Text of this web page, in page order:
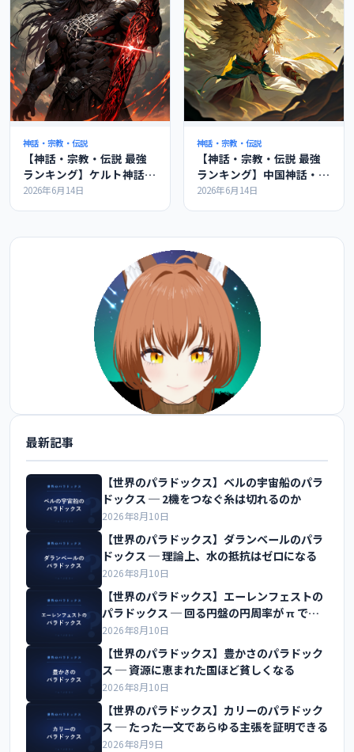
神話・宗教・伝説
【神話・宗教・伝説 最強
ランキング】ケルト神話の
最強ランキングの紹介
2026年6月14日
神話・宗教・伝説
【神話・宗教・伝説 最強
ランキング】中国神話・道
教の最強ランキングの紹介
2026年6月14日
最新記事
【世界のパラドックス】ベルの宇宙船のパラ
ドックス ─ 2機をつなぐ糸は切れるのか
2026年8月10日
【世界のパラドックス】ダランベールのパラ
ドックス ─ 理論上、水の抵抗はゼロになる
2026年8月10日
【世界のパラドックス】エーレンフェストの
パラドックス ─ 回る円盤の円周率が π でな
くなる
2026年8月10日
【世界のパラドックス】豊かさのパラドック
ス ─ 資源に恵まれた国ほど貧しくなる
2026年8月10日
【世界のパラドックス】カリーのパラドック
ス ─ たった一文であらゆる主張を証明できる
2026年8月9日